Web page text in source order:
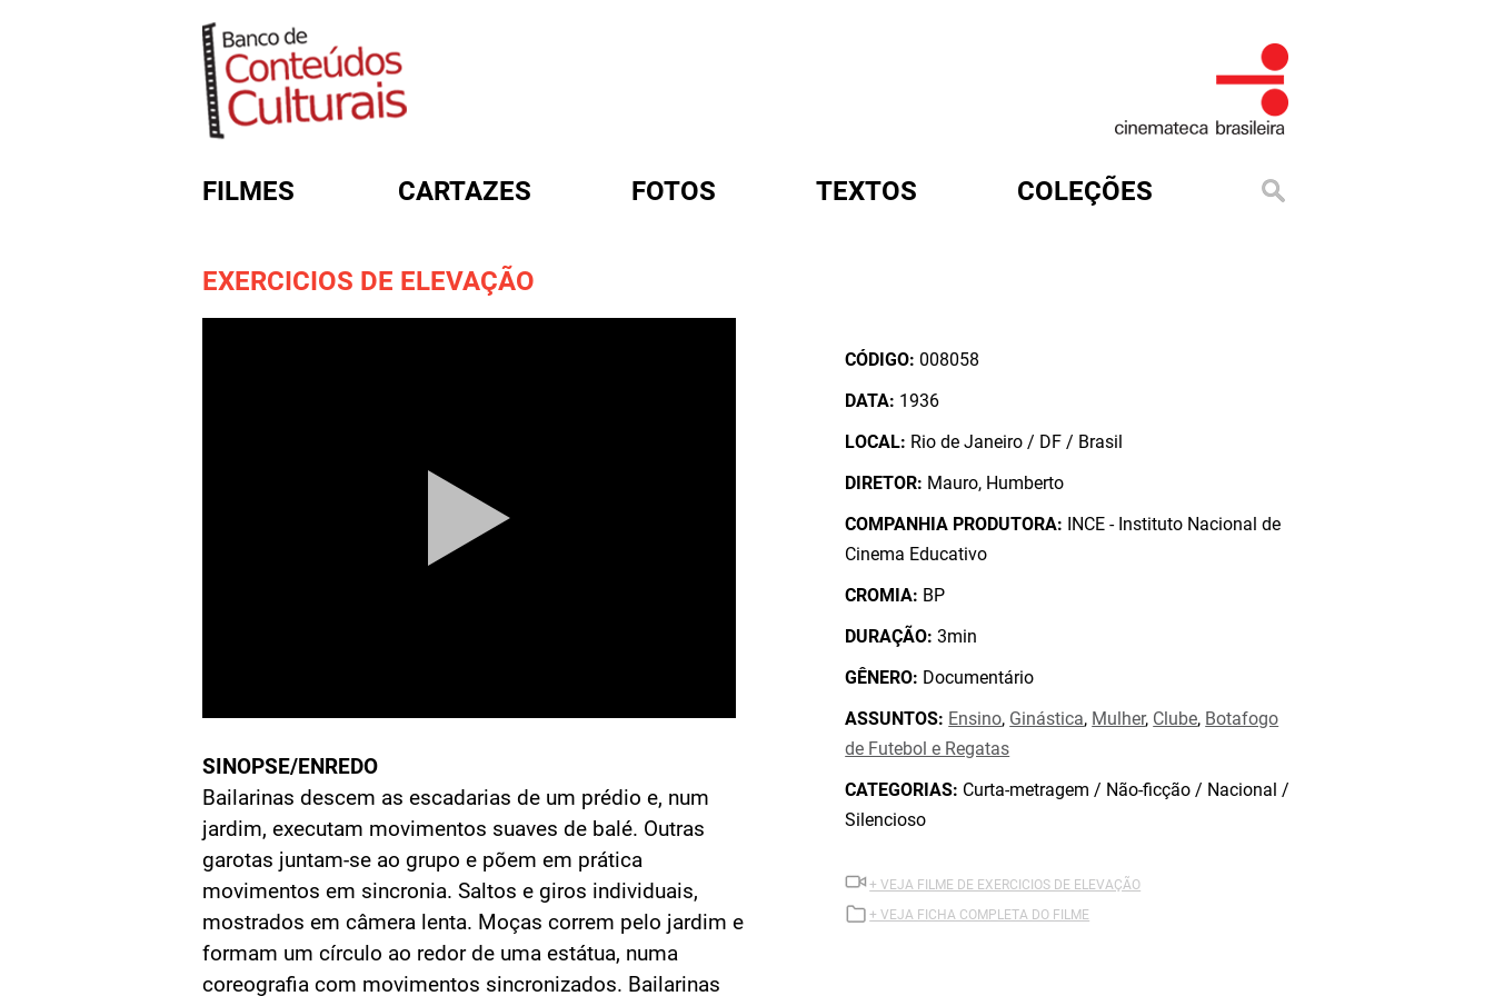
FILMES CARTAZES FOTOS TEXTOS COLEÇÕES
EXERCICIOS DE ELEVAÇÃO
SINOPSE/ENREDO
Bailarinas descem as escadarias de um prédio e, num
jardim, executam movimentos suaves de balé. Outras
garotas juntam-se ao grupo e põem em prática
movimentos em sincronia. Saltos e giros individuais,
mostrados em câmera lenta. Moças correm pelo jardim e
formam um círculo ao redor de uma estátua, numa
coreografia com movimentos sincronizados. Bailarinas
CÓDIGO: 008058
DATA: 1936
LOCAL: Rio de Janeiro / DF / Brasil
DIRETOR: Mauro, Humberto
COMPANHIA PRODUTORA: INCE - Instituto Nacional de
Cinema Educativo
CROMIA: BP
DURAÇÃO: 3min
GÊNERO: Documentário
ASSUNTOS: Ensino, Ginástica, Mulher, Clube, Botafogo
de Futebol e Regatas
CATEGORIAS: Curta-metragem / Não-ficção / Nacional /
Silencioso
+ VEJA FILME DE EXERCICIOS DE ELEVAÇÃO
+ VEJA FICHA COMPLETA DO FILME
FORMULÁRIO DE BUSCA